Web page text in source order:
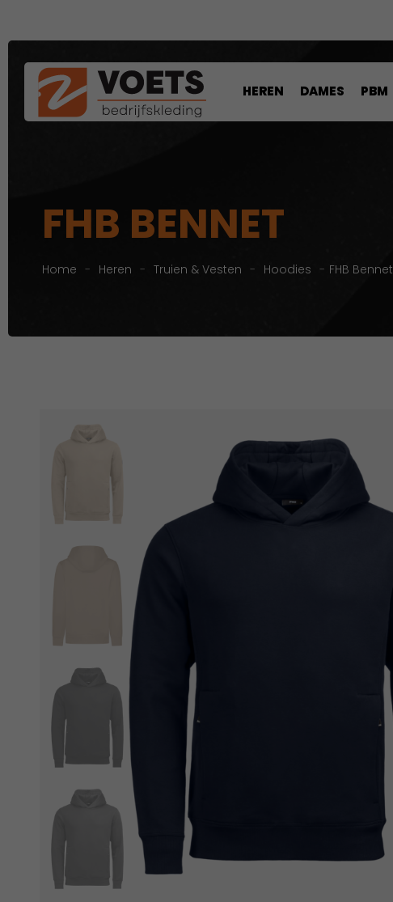
HEREN DAMES PBM
FHB BENNET
Home - Heren - Truien & Vesten - Hoodies - FHB Bennet